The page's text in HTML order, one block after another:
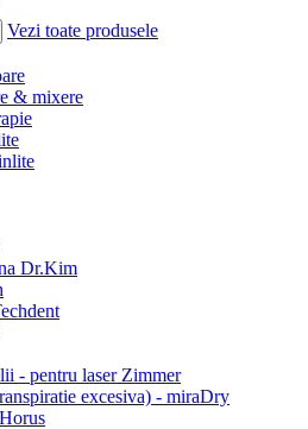
Vezi toate produsele
& mixere
Dr.Kim
- pentru laser Zimmer
excesiva) - miraDry